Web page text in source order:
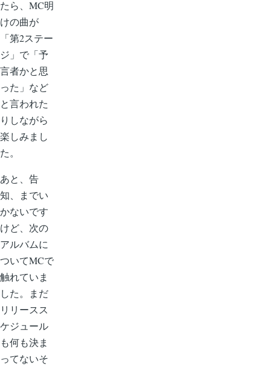
たら、MC明
けの曲が
「第2ステー
ジ」で「予
言者かと思
った」など
と言われた
りしながら
楽しみまし
た。
あと、告
知、までい
かないです
けど、次の
アルバムに
ついてMCで
触れていま
した。まだ
リリースス
ケジュール
も何も決ま
ってないそ